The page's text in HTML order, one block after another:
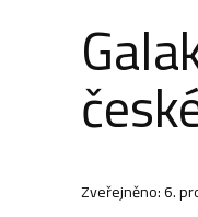
Zveřejněno: 6.